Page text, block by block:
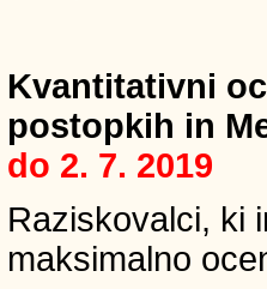
Kvantitativni
postopkih in
do 2. 7. 2019
Raziskovalci, ki
maksimalno